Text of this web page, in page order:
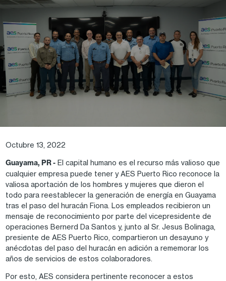
Octubre 13, 2022
Guayama, PR -El capital humano es el recurso más valioso que
cualquier empresa puede tener y AES Puerto Rico reconoce la
valiosa aportación de los hombres y mujeres que dieron el
todo para reestablecer la generación de energía en Guayama
tras el paso del huracán Fiona. Los empleados recibieron un
mensaje de reconocimiento por parte del vicepresidente de
operaciones Bernerd Da Santos y, junto al Sr. Jesus Bolinaga,
presiente de AES Puerto Rico, compartieron un desayuno y
anécdotas del paso del huracán en adición a rememorar los
años de servicios de estos colaboradores.
Por esto, AES considera pertinente reconocer a estos